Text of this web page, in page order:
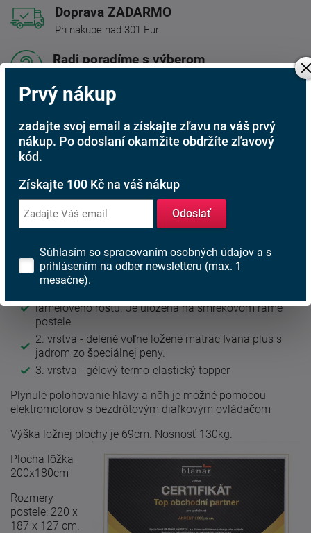
Doprava ZADARMO
Pri nákupe nad 301 Eur
Radi poradíme s výberom
Rodinná firma
S tradíciou od roku 1991
Popis produktu
Luxusné lôžkoAstrid
typu Boxspring. Táto konštrukcia
lôžok je veľmi obľúbená v zahraničí. Je tiež hojne
Komfortné výšku ložnej plochy zaisťujú 3 vrstvy matraca:
lamelového roštu. Je uložená na smrekovom ráme
postele
2. vrstva - delené voľne ložené matrac Ivana plus s
jadrom zo špeciálnej peny.
3. vrstva - gélový termo-elastický topper
Plynulé polohovanie hlavy a nôh je možné pomocou
elektromotorov s bezdrôtovým diaľkovým ovládačom
Výška ložnej plochy je 69cm. Nosnosť 130kg.
Plocha lôžka
200x180cm
Rozmery
postele: 220 x
187 x 127 cm.
Prvý nákup
zadajte svoj email a získajte zľavu na váš prvý
nákup. Po odoslaní okamžite obdržíte zľavový
kód.
Získajte 100 Kč na váš nákup
Odoslať
Súhlasím so spracovaním osobných údajov a s
prihlásením na odber newsletteru (max. 1
mesačne).